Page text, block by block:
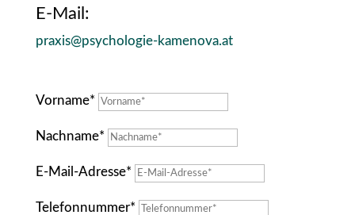
E-Mail:
praxis@psychologie-kamenova.at
Vorname*
Nachname*
E-Mail-Adresse*
Telefonnummer*